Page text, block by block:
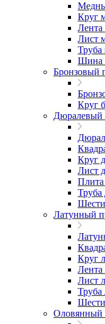
Круг
Лента
Лист
Труба
Шина
Бронзовый
Круг
Дюралевый
Круг
Лист
Плита
Труба
Латунный
Круг
Лента
Лист
Труба
Оловянный